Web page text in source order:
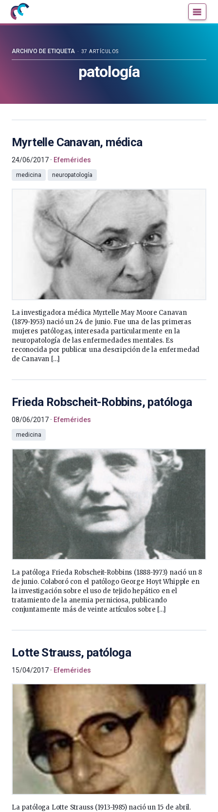
Mujeres
con
blog
patología
ARCHIVO DE ETIQUETA 37 ARTÍCULOS
Myrtelle Canavan, médica
24/06/2017 Efemérides
medicina neuropatología
La investigadora médica Myrtelle May Moore Canavan
(1879-1953) nació un 24 de junio. Fue una de las primeras
mujeres patólogas, interesada particularmente en la
neuropatología de las enfermedades mentales. Es
reconocida por publicar una descripción de la enfermedad
de Canavan […]
Frieda Robscheit-Robbins, patóloga
08/06/2017 Efemérides
medicina
La patóloga Frieda Robscheit-Robbins (1888-1973) nació un 8
de junio. Colaboró con el patólogo George Hoyt Whipple en
la investigación sobre el uso de tejido hepático en el
tratamiento de la anemia perniciosa, publicando
conjuntamente más de veinte artículos sobre […]
Lotte Strauss, patóloga
15/04/2017 Efemérides
La patóloga Lotte Strauss (1913-1985) nació un 15 de abril.